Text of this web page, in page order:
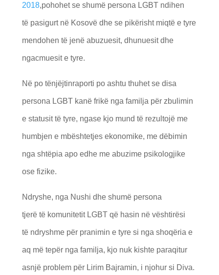
2018,pohohet se shumë persona LGBT ndihen
të pasigurt në Kosovë dhe se pikërisht miqtë e tyre
mendohen të jenë abuzuesit, dhunuesit dhe
ngacmuesit e tyre.
Në po tënjëjtinraporti po ashtu thuhet se disa
persona LGBT kanë frikë nga familja për zbulimin
e statusit të tyre, ngase kjo mund të rezultojë me
humbjen e mbështetjes ekonomike, me dëbimin
nga shtëpia apo edhe me abuzime psikologjike
ose fizike.
Ndryshe, nga Nushi dhe shumë persona
tjerë të komunitetit LGBT që hasin në vështirësi
të ndryshme për pranimin e tyre si nga shoqëria e
aq më tepër nga familja, kjo nuk kishte paraqitur
asnjë problem për Lirim Bajramin, i njohur si Diva.